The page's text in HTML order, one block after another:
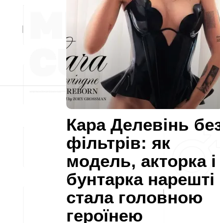
Кара Делевінь
фільтрів: як
модель, акторка і
бунтарка нарешті
стала головною
героїнею